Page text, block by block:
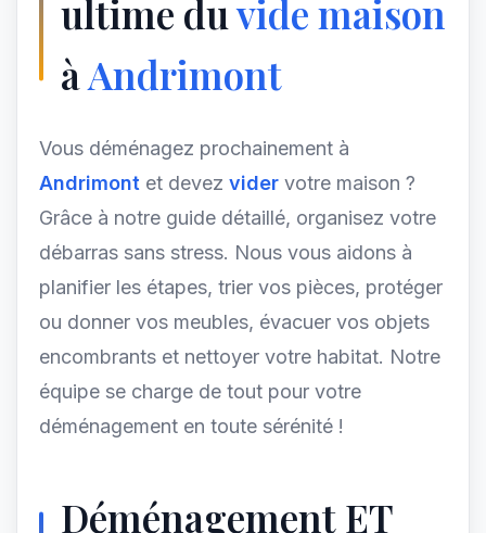
ultime duvide maison
àAndrimont
Vous déménagez prochainement à
Andrimont et devez vider votre maison ?
Grâce à notre guide détaillé, organisez votre
débarras sans stress. Nous vous aidons à
planifier les étapes, trier vos pièces, protéger
ou donner vos meubles, évacuer vos objets
encombrants et nettoyer votre habitat. Notre
équipe se charge de tout pour votre
déménagement en toute sérénité !
Déménagement ET